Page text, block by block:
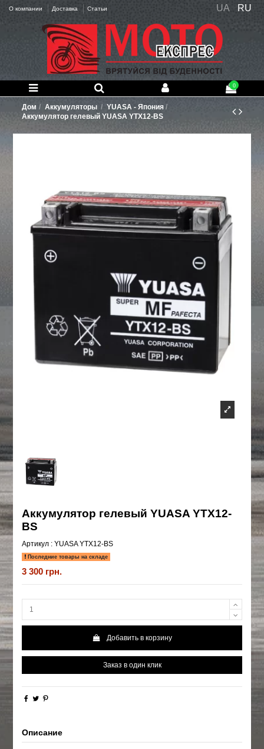
О компании Доставка Статьи UA RU
0
Дом Аккумуляторы
YUASA - Япония
Аккумулятор гелевый YUASA YTX12-BS
Аккумулятор гелевый YUASA YTX12-
BS
Артикул : YUASA YTX12-BS
Последние товары на складе
3 300 грн.
Добавить в корзину
Заказ в один клик
Описание